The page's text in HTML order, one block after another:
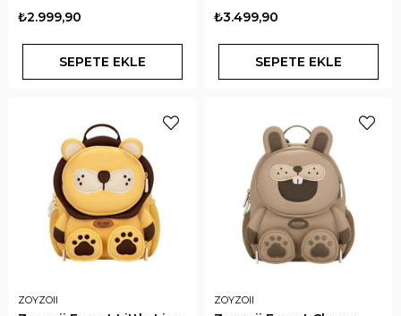
₺2.999,90
SEPETE EKLE
₺3.499,90
SEPETE EKLE
ZOYZOII ZOYZOII